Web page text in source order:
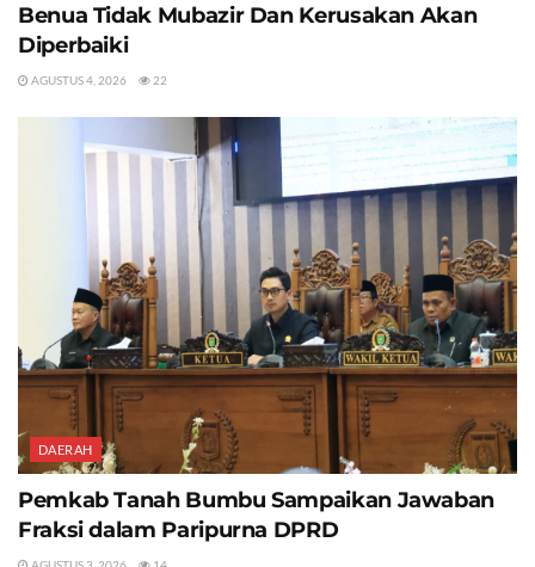
Benua Tidak Mubazir Dan Kerusakan Akan
Diperbaiki
AGUSTUS 4, 2026 22
DAERAH
Pemkab Tanah Bumbu Sampaikan Jawaban
Fraksi dalam Paripurna DPRD
AGUSTUS 3, 2026 14